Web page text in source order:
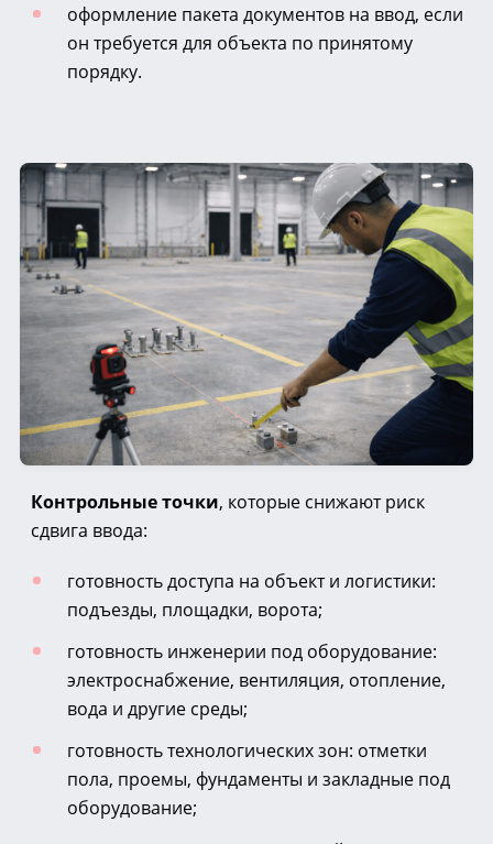
оформление пакета документов на ввод, если
он требуется для объекта по принятому
порядку.
Контрольные точки, которые снижают риск
сдвига ввода:
готовность доступа на объект и логистики:
подъезды, площадки, ворота;
готовность инженерии под оборудование:
электроснабжение, вентиляция, отопление,
вода и другие среды;
готовность технологических зон: отметки
пола, проемы, фундаменты и закладные под
оборудование;